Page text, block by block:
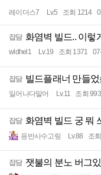
레이더스7 Lv.5 조회 1214
잡담 화염벽 빌드.. 이렇
wldhel1 Lv.19 조회 1371
잡담 빌드플래너 만들
일어나다말어 Lv.11 조회 993
잡담 화염벽 빌드 궁 뭐
응반사수고링 Lv.88 조
잡담 잿불의 분노 버그